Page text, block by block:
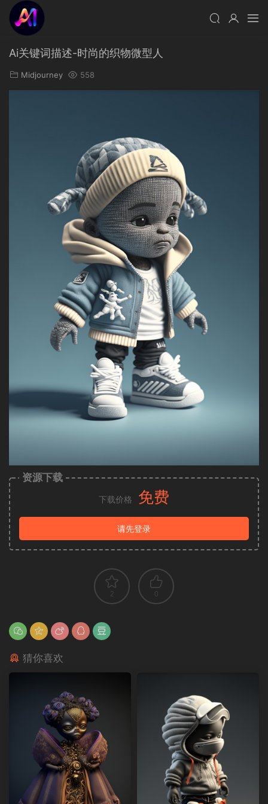
Ai关键词描述-时尚的织物微型人
Midjourney 558
资源下载
下载价格 免费
请先登录
2 0
猜你喜欢